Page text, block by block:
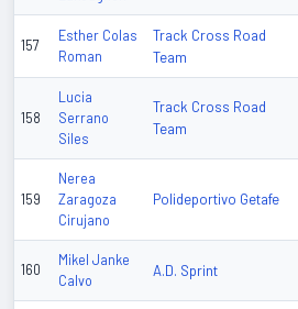
157
Esther Colas
Roman
Track Cross Road
Team
158
Lucia
Serrano
Siles
Track Cross Road
Team
159
Nerea
Zaragoza
Cirujano
Polideportivo Getafe
160
Mikel Janke
Calvo
A.D. Sprint